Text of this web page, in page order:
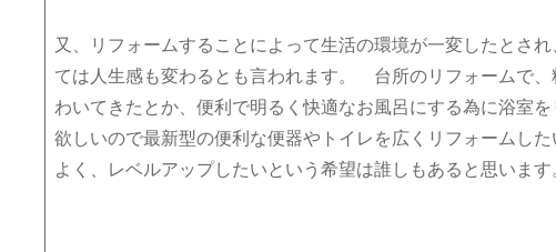
又、リフォームすることによって生活の環境が一変したとさ
ては人生感も変わるとも言われます。 台所のリフォームで
わいてきたとか、便利で明るく快適なお風呂にする為に浴室
欲しいので最新型の便利な便器やトイレを広くリフォームし
よく、レベルアップしたいという希望は誰しもあると思います。